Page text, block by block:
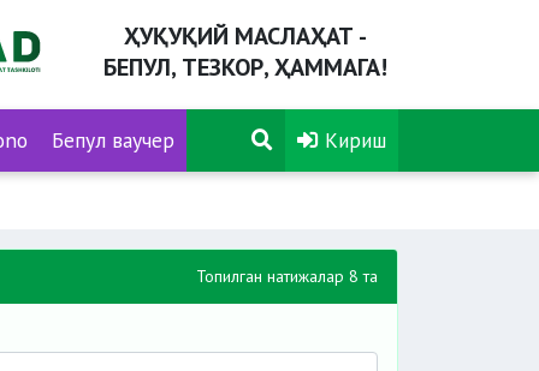
ҲУҚУҚИЙ МАСЛАҲАТ -
БЕПУЛ, ТЕЗКОР, ҲАММАГА!
Бепул ваучер Кириш
Топилган натижалар 8 та